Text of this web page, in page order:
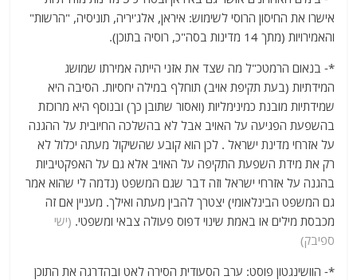
אישרו את החיסון הרוסי לשימוש: איראן, אלג'יריה, תוניסיה, "הרשות"
והאמירויות (מתך 14 מדינות בסה"כ, רוסיה בתוכן).
*- בנאום הרמטכ"ל מה שצד את אזני הייתה אמירתו שמושג
המידתיות (בעת תקיפת אויב) תוחלף במילה יחסיות. הסיבה היא
שמידתיות מובנת כמינימליות (ואסור שתובן כך) ובנוסף היא מרוכזת
בהשפעת הפגיעה על האויב אבל לא בהשלכה החיובית על ההגנה
על אזרחי מדינת ישראל . לכן הוא קובע שהשיקול מעתה יכלול לא
רק את מידת השפעת התקיפה על האויב אלא גם על האפקטיביות
בהגנה על אזרחי ישראל וזה דבר שגם המשפט (נדמה לי שהוא אמר
גם המשפט הבינלאומי) יצטרך להבין מעתה ואילך. מעניין אם זה
מכבסת מילים או באמת שינוי דפוס פעולה צבאי ומשפטי. (ישי
ספיבק)
*- הוושינגטון פוסט: ערב הסעודית הסירה לאט ובהדרגה את התוכן